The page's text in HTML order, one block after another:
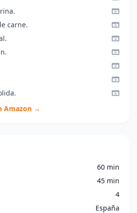
carne.
Amazon →
60 min
45 min
4
España